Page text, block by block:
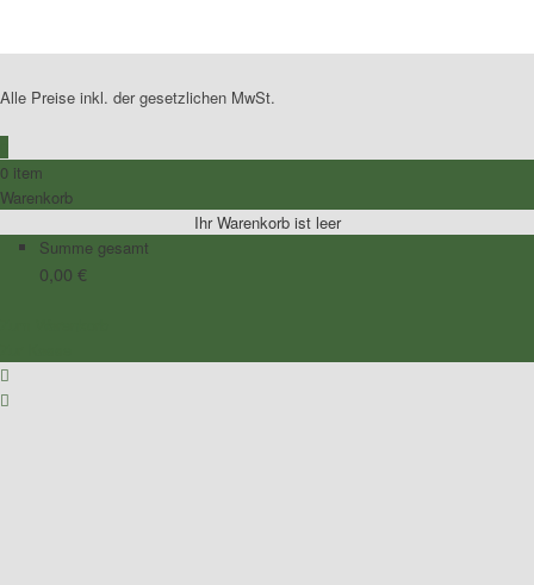
Alle Preise inkl. der gesetzlichen MwSt.
0 item
Warenkorb
Ihr Warenkorb ist leer
Summe gesamt
0,00 €